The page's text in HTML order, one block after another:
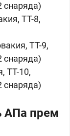
снаряда)
ТТ-8,
ТТ-9,
снаряда)
ТТ-10,
снаряда)
АПа прем